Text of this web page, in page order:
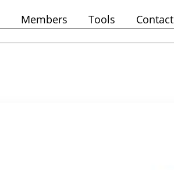
Members Tools Contact